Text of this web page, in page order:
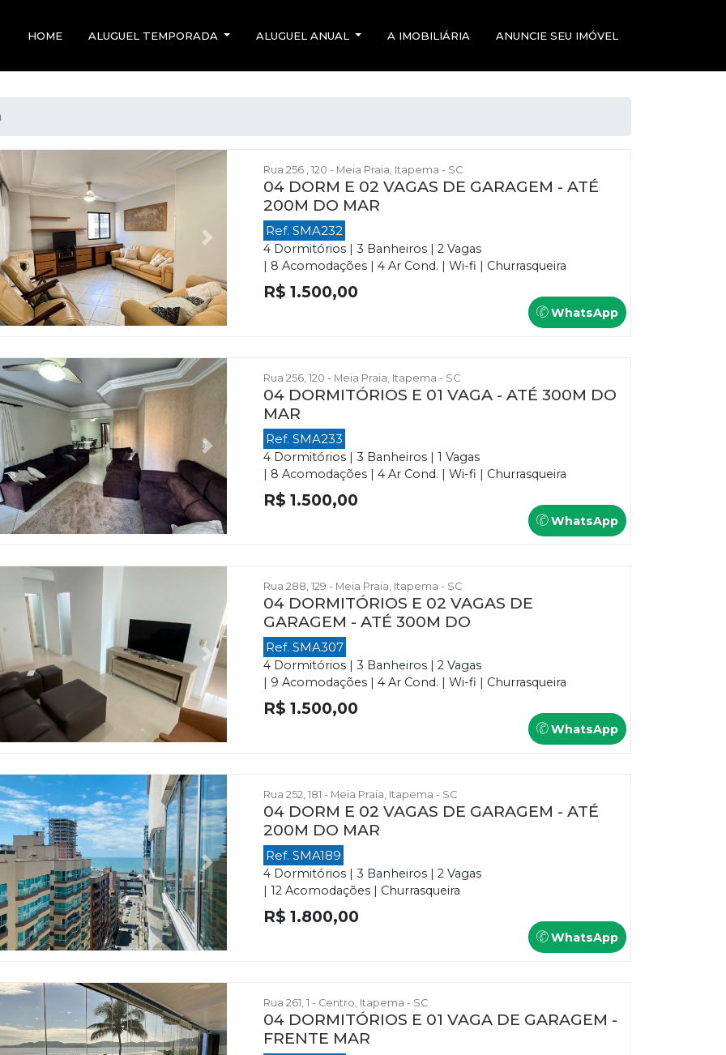
HOME ALUGUEL TEMPORADA ALUGUEL ANUAL A IMOBILIÁRIA ANUNCIE SEU IMÓVEL
Next
Rua 256 , 120 - Meia Praia, Itapema - SC
04 DORM E 02 VAGAS DE GARAGEM - ATÉ
200M DO MAR
Ref. SMA232
4 Dormitórios | 3 Banheiros | 2 Vagas
| 8 Acomodações | 4 Ar Cond. | Wi-fi | Churrasqueira
R$ 1.500,00
WhatsApp
Next
Rua 256, 120 - Meia Praia, Itapema - SC
04 DORMITÓRIOS E 01 VAGA - ATÉ 300M DO
MAR
Ref. SMA233
4 Dormitórios | 3 Banheiros | 1 Vagas
| 8 Acomodações | 4 Ar Cond. | Wi-fi | Churrasqueira
R$ 1.500,00
WhatsApp
Next
Rua 288, 129 - Meia Praia, Itapema - SC
04 DORMITÓRIOS E 02 VAGAS DE
GARAGEM - ATÉ 300M DO
Ref. SMA307
4 Dormitórios | 3 Banheiros | 2 Vagas
| 9 Acomodações | 4 Ar Cond. | Wi-fi | Churrasqueira
R$ 1.500,00
WhatsApp
Next
Rua 252, 181 - Meia Praia, Itapema - SC
04 DORM E 02 VAGAS DE GARAGEM - ATÉ
200M DO MAR
Ref. SMA189
4 Dormitórios | 3 Banheiros | 2 Vagas
| 12 Acomodações | Churrasqueira
R$ 1.800,00
WhatsApp
Rua 261, 1 - Centro, Itapema - SC
04 DORMITÓRIOS E 01 VAGA DE GARAGEM -
FRENTE MAR